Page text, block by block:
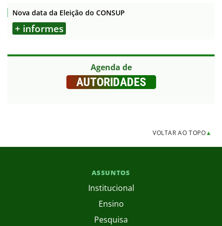
Nova data da Eleição do CONSUP
+ informes
Agenda de
AUTORIDADES
VOLTAR AO TOPO▲
ASSUNTOS
Institucional
Ensino
Pesquisa